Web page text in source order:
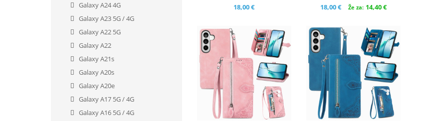
18,00 €
18,00 €
Že za: 14,40 €
Galaxy A24 4G
Galaxy A23 5G / 4G
Galaxy A22 5G
Galaxy A22
Galaxy A21s
Galaxy A20s
Galaxy A20e
Galaxy A17 5G / 4G
Galaxy A16 5G / 4G